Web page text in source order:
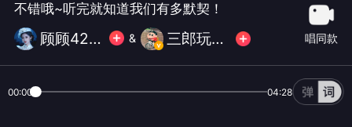
不错哦~听完就知道我们有多默契！
顾顾423560 & 三郎玩去了 唱同款
00:00 04:28